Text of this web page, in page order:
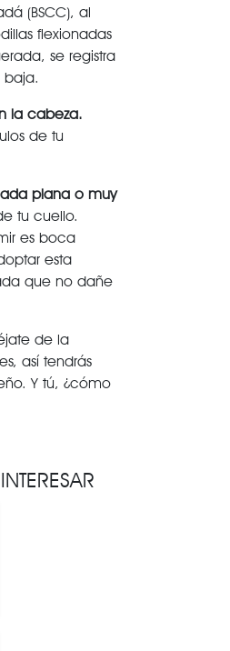
(BSCC), al
flexionadas
se registra
baja.
la cabeza.
de tu
plana o muy
tu cuello.
es boca
esta
que no dañe
de la
así tendrás
Y tú, ¿cómo